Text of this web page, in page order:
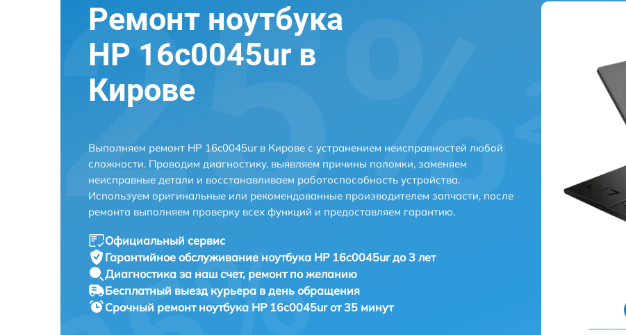
Ремонт ноутбука
HP 16c0045ur в
Кирове
Выполняем ремонт HP 16c0045ur в Кирове с устранением неисправностей любой
сложности. Проводим диагностику, выявляем причины поломки, заменяем
неисправные детали и восстанавливаем работоспособность устройства.
Используем оригинальные или рекомендованные производителем запчасти, после
ремонта выполняем проверку всех функций и предоставляем гарантию.
Официальный сервис
Гарантийное обслуживание ноутбука HP 16c0045ur до 3 лет
Диагностика за наш счет, ремонт по желанию
Бесплатный выезд курьера в день обращения
Срочный ремонт ноутбука HP 16c0045ur от 35 минут